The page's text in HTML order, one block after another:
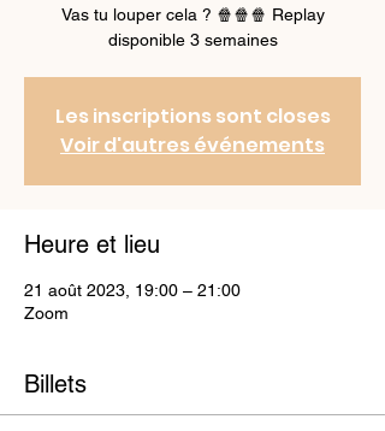
Vas tu louper cela ? 🍿🍿🍿 Replay
disponible 3 semaines
Les inscriptions sont closes
Voir d'autres événements
Heure et lieu
21 août 2023, 19:00 – 21:00
Zoom
Billets